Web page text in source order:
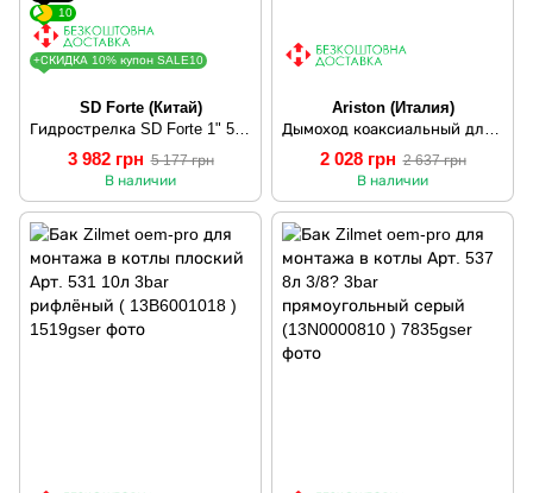
10
+СКИДКА 10% купон SALE10
SD Forte (Китай)
Гидрострелка SD Forte 1" 50 кВт SF29350
3 982 грн 5 177 грн
В наличии
Ariston (Италия)
Дымоход коаксиальный для конденсационного котла Ariston 1000 мм, ? 60/100 с коленом, 71.MT7.00.08
2 028 грн 2 637 грн
В наличии